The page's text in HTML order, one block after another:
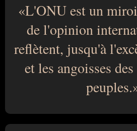
L'ONU est un
de l'opinion
reflètent, jusqu'à
et les angoisses
peuples.